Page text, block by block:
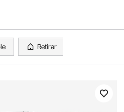
Retirar